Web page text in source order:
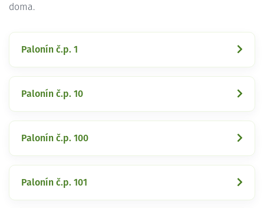
doma.
Palonín č.p. 1
Palonín č.p. 10
Palonín č.p. 100
Palonín č.p. 101